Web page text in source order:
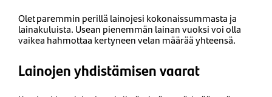
Olet paremmin perillä lainojesi kokonaissummasta ja
lainakuluista. Usean pienemmän lainan vuoksi voi olla
vaikea hahmottaa kertyneen velan määrää yhteensä.
Lainojen yhdistämisen vaarat